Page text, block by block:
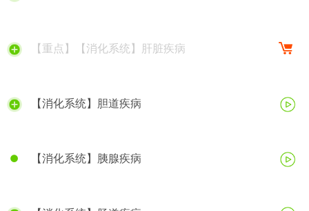
【重点】【消化系统】肝脏疾病
【消化系统】胆道疾病
【消化系统】胰腺疾病